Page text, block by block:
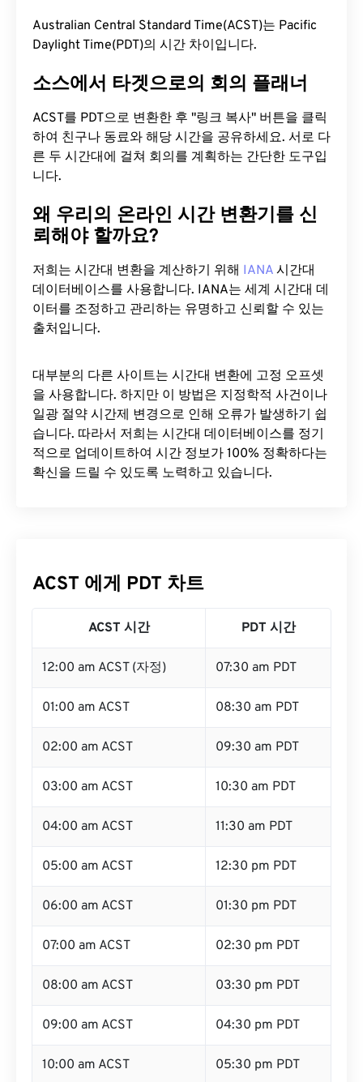
Australian Central Standard Time(ACST)는 Pacific
Daylight Time(PDT)의 시간 차이입니다.
소스에서 타겟으로의 회의 플래너
ACST를 PDT으로 변환한 후 "링크 복사" 버튼을 클릭
하여 친구나 동료와 해당 시간을 공유하세요. 서로 다
른 두 시간대에 걸쳐 회의를 계획하는 간단한 도구입
니다.
왜 우리의 온라인 시간 변환기를 신
뢰해야 할까요?
저희는 시간대 변환을 계산하기 위해 IANA 시간대
데이터베이스를 사용합니다. IANA는 세계 시간대 데
이터를 조정하고 관리하는 유명하고 신뢰할 수 있는
출처입니다.
대부분의 다른 사이트는 시간대 변환에 ​​고정 오프셋
을 사용합니다. 하지만 이 방법은 지정학적 사건이나
일광 절약 시간제 변경으로 인해 오류가 발생하기 쉽
습니다. 따라서 저희는 시간대 데이터베이스를 정기
적으로 업데이트하여 시간 정보가 100% 정확하다는
확신을 드릴 수 있도록 노력하고 있습니다.
ACST 에게 PDT 차트
ACST 시간 PDT 시간
12:00 am ACST (자정) 07:30 am PDT
01:00 am ACST 08:30 am PDT
02:00 am ACST 09:30 am PDT
03:00 am ACST 10:30 am PDT
04:00 am ACST 11:30 am PDT
05:00 am ACST 12:30 pm PDT
06:00 am ACST 01:30 pm PDT
07:00 am ACST 02:30 pm PDT
08:00 am ACST 03:30 pm PDT
09:00 am ACST 04:30 pm PDT
10:00 am ACST 05:30 pm PDT